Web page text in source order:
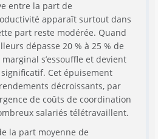
entre la part de
apparaît surtout dans
part reste modérée. Quand
dépasse 20 % à 25 % de
s’essouffle et devient
Cet épuisement
décroissants, par
de coûts de coordination
salariés télétravaillent.
la part moyenne de